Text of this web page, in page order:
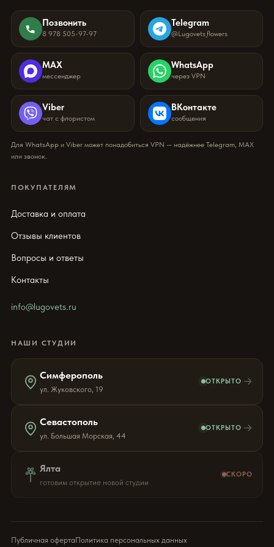
Позвонить
8 978 505-97-97
Telegram
@Lugovets_flowers
MAX
мессенджер
WhatsApp
через VPN
Viber
чат с флористом
ВКонтакте
сообщения
Для WhatsApp и Viber может понадобиться VPN — надёжнее Telegram, MAX
или звонок.
ПОКУПАТЕЛЯМ
Доставка и оплата
Отзывы клиентов
Вопросы и ответы
Контакты
info@lugovets.ru
НАШИ СТУДИИ
Симферополь
ул. Жуковского, 19
ОТКРЫТО →
Севастополь
ул. Большая Морская, 44
ОТКРЫТО →
Ялта
готовим открытие новой студии
СКОРО
Публичная офертаПолитика персональных данных